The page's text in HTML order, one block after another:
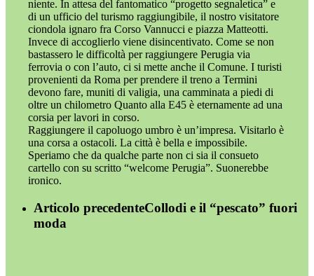
niente. In attesa del fantomatico “progetto segnaletica” e
di un ufficio del turismo raggiungibile, il nostro visitatore
ciondola ignaro fra Corso Vannucci e piazza Matteotti.
Invece di accoglierlo viene disincentivato. Come se non
bastassero le difficoltà per raggiungere Perugia via
ferrovia o con l’auto, ci si mette anche il Comune. I turisti
provenienti da Roma per prendere il treno a Termini
devono fare, muniti di valigia, una camminata a piedi di
oltre un chilometro Quanto alla E45 è eternamente ad una
corsia per lavori in corso.
Raggiungere il capoluogo umbro è un’impresa. Visitarlo è
una corsa a ostacoli. La città è bella e impossibile.
Speriamo che da qualche parte non ci sia il consueto
cartello con su scritto “welcome Perugia”. Suonerebbe
ironico.
Articolo precedenteCollodi e il “pescato” fuori
moda